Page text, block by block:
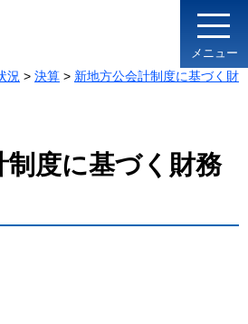
メニュー
況 > 決算 > 新地方公会計制度に基づく財
制度に基づく財務